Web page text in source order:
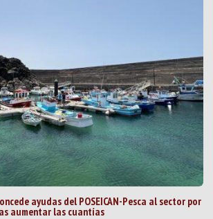
ayudas del POSEICAN-Pesca al sector por
aumentar las cuantías